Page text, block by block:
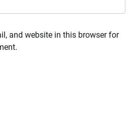
and website in this browser for